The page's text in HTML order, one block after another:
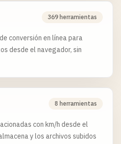
369 herramientas
conversión en línea para
desde el navegador, sin
8 herramientas
con km/h desde el
y los archivos subidos